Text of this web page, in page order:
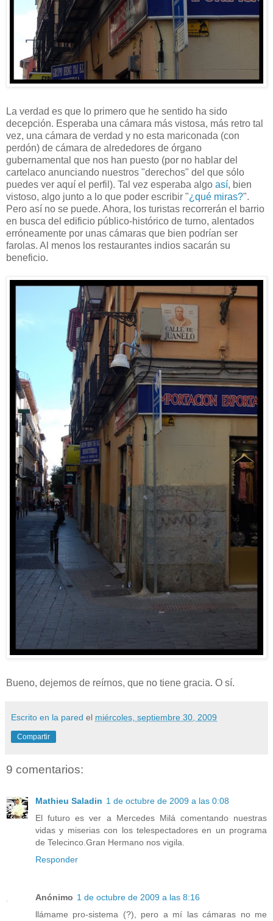
La verdad es que lo primero que he sentido ha sido
decepción. Esperaba una cámara más vistosa, más retro tal
vez, una cámara de verdad y no esta mariconada (con
perdón) de cámara de alrededores de órgano
gubernamental que nos han puesto (por no hablar del
cartelaco anunciando nuestros "derechos" del que sólo
puedes ver aquí el perfil). Tal vez esperaba algo así, bien
vistoso, algo junto a lo que poder escribir "¿qué miras?".
Pero así no se puede. Ahora, los turistas recorrerán el barrio
en busca del edificio público-histórico de turno, alentados
erróneamente por unas cámaras que bien podrían ser
farolas. Al menos los restaurantes indios sacarán su
beneficio.
Bueno, dejemos de reírnos, que no tiene gracia. O sí.
Escrito en la pared el miércoles, septiembre 30, 2009
Compartir
9 comentarios:
Mathieu Saladin 1 de octubre de 2009 a las 0:08
El futuro es ver a Mercedes Milá comentando nuestras
vidas y miserias con los telespectadores en un programa
de Telecinco.Gran Hermano nos vigila.
Responder
Anónimo 1 de octubre de 2009 a las 8:16
llámame pro-sistema (?), pero a mí las cámaras no me